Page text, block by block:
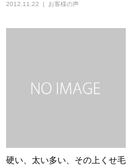
2012.11.22 お客様の声
硬い、太い多い、その上くせ毛